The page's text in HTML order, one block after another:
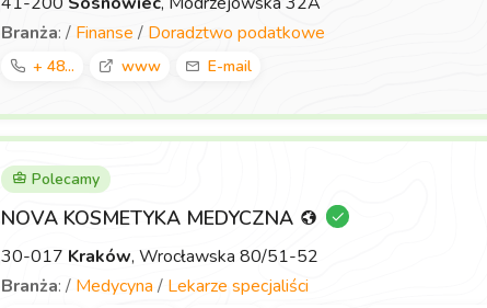
Branża: / Finanse / Doradztwo podatkowe
+ 48... www E-mail
Polecamy
NOVA KOSMETYKA MEDYCZNA
30-017 Kraków, Wrocławska 80/51-52
Branża: / Medycyna / Lekarze specjaliści